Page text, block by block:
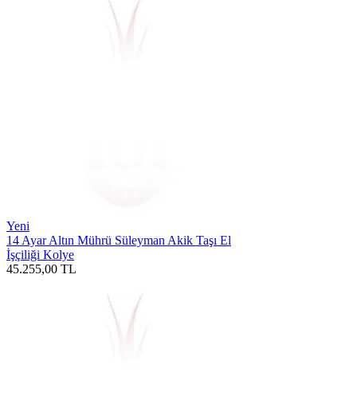
Yeni
14 Ayar Altın Mührü Süleyman Akik Taşı El
İşçiliği Kolye
45.255,00 TL